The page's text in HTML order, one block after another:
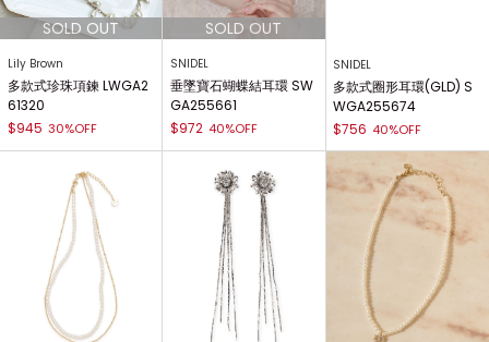
Lily Brown
多款式珍珠項鍊 LWGA2
61320
$945 30%OFF
SNIDEL
垂墜寶石蝴蝶結耳環 SW
GA255661
$972 40%OFF
SNIDEL
多款式圈形耳環(GLD) S
WGA255674
$756 40%OFF